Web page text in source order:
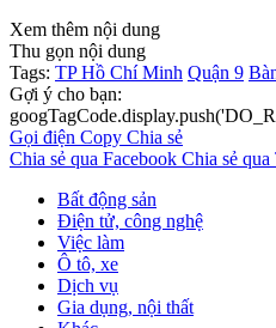
Xem thêm nội dung
Thu gọn nội dung
Tags: TP Hồ Chí Minh Quận 9
Gợi ý cho bạn:
Gọi điện Copy Chia sẻ
Chia sẻ qua Facebook Chia sẻ
Bất động sản
Điện tử, công nghệ
Việc làm
Ô tô, xe
Dịch vụ
Gia dụng, nội thất